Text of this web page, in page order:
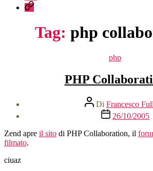
sessionize
Tag: php
Categorie
php
PHP
Autore
articolo
Di Francesco
Data
dell'articolo
26/10/2005
Zend apre il sito di PHP Collaboration, il
filmato.
ciuaz